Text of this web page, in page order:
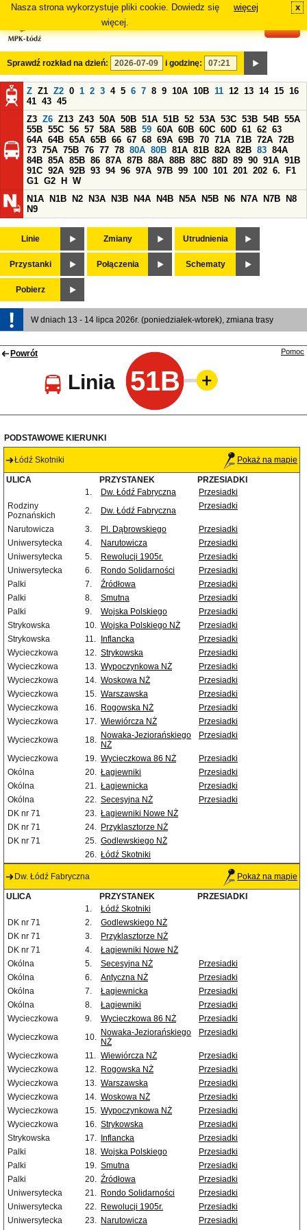
Nasza strona wykorzystuje pliki cookie. Dowiedz się
więcej.
więcej x
Sprawdź rozkład na dzień: i godzinę:
Z Z1 Z2 0 1 2 3 4 5 6 7 8 9 10A 10B 11 12 13 14 15 16
41 43 45
Z3 Z6 Z13 Z43 50A 50B 51A 51B 52 53A 53C 53B 54B 55A
55B 55C 56 57 58A 58B 59 60A 60B 60C 60D 61 62 63
64A 64B 65A 65B 66 67 68 69A 69B 70 71A 71B 72A 72B
73 75A 75B 76 77 78 80A 80B 81A 81B 82A 82B 83 84A
84B 85A 85B 86 87A 87B 88A 88B 88C 88D 89 90 91A 91B
91C 92A 92B 93 94 96 97A 97B 99 100 101 201 202 6.
F1
G1 G2 H
W
N1A
N1B N2 N3A N3B N4A N4B N5A N5B N6 N7A N7B
N8
N9
Linie Zmiany Utrudnienia
Przystanki Połączenia Schematy
Pobierz
W dniach 13 - 14 lipca 2026r. (poniedziałek-wtorek), zmiana trasy
Powrót
Linia 51B
Pomoc
PODSTAWOWE KIERUNKI
Łódź Skotniki Pokaż na mapie
ULICA PRZYSTANEK
PRZESIADKI
1.
Dw. Łódź Fabryczna
Przesiadki
Rodziny
Poznańskich
2. Dw. Łódź Fabryczna Przesiadki
Narutowicza 3. Pl. Dąbrowskiego
Przesiadki
Uniwersytecka
4. Narutowicza
Przesiadki
Uniwersytecka
5. Rewolucji 1905r.
Przesiadki
Uniwersytecka
6. Rondo Solidarności
Przesiadki
Palki
7. Źródłowa
Przesiadki
Palki
8. Smutna
Przesiadki
Palki
9. Wojska Polskiego
Przesiadki
Strykowska
10. Wojska Polskiego NŻ
Przesiadki
Strykowska
11. Inflancka
Przesiadki
Wycieczkowa
12. Strykowska
Przesiadki
Wycieczkowa
13. Wypoczynkowa NŻ
Przesiadki
Wycieczkowa
14. Woskowa NŻ
Przesiadki
Wycieczkowa
15. Warszawska
Przesiadki
Wycieczkowa
16. Rogowska NŻ
Przesiadki
Wycieczkowa
17. Wiewiórcza NŻ
Przesiadki
Wycieczkowa
18. Nowaka-Jeziorańskiego
NŻ
Przesiadki
Wycieczkowa 19. Wycieczkowa 86 NŻ
Przesiadki
Okólna
20. Łagiewniki
Przesiadki
Okólna
21. Łagiewnicka
Przesiadki
Okólna
22. Secesyjna NŻ
Przesiadki
DK nr 71
23. Łagiewniki Nowe NŻ
DK nr 71
24. Przyklasztorze NŻ
DK nr 71
25. Godlewskiego NŻ
26. Łódź Skotniki
Dw. Łódź Fabryczna Pokaż na mapie
ULICA PRZYSTANEK
PRZESIADKI
1.
Łódź Skotniki
DK nr 71
2.
Godlewskiego NŻ
DK nr 71
3.
Przyklasztorze NŻ
DK nr 71
4.
Łagiewniki Nowe NŻ
Okólna
5. Secesyjna NŻ
Przesiadki
Okólna
6. Antyczna NŻ
Przesiadki
Okólna
7. Łagiewnicka
Przesiadki
Okólna
8. Łagiewniki
Przesiadki
Wycieczkowa
9. Wycieczkowa 86 NŻ
Przesiadki
Wycieczkowa
10. Nowaka-Jeziorańskiego
NŻ
Przesiadki
Wycieczkowa 11. Wiewiórcza NŻ
Przesiadki
Wycieczkowa
12. Rogowska NŻ
Przesiadki
Wycieczkowa
13. Warszawska
Przesiadki
Wycieczkowa
14. Woskowa NŻ
Przesiadki
Wycieczkowa
15. Wypoczynkowa NŻ
Przesiadki
Wycieczkowa
16. Strykowska
Przesiadki
Strykowska
17. Inflancka
Przesiadki
Palki
18. Wojska Polskiego
Przesiadki
Palki
19. Smutna
Przesiadki
Palki
20. Źródłowa
Przesiadki
Uniwersytecka
21. Rondo Solidarności
Przesiadki
Uniwersytecka
22. Rewolucji 1905r.
Przesiadki
Uniwersytecka
23. Narutowicza
Przesiadki